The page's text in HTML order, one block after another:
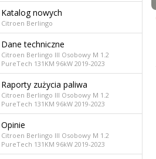
Katalog nowych
Citroen Berlingo
Dane techniczne
Citroen Berlingo III Osobowy M 1.2
PureTech 131KM 96kW 2019-2023
Raporty zużycia paliwa
Citroen Berlingo III Osobowy M 1.2
PureTech 131KM 96kW 2019-2023
Opinie
Citroen Berlingo III Osobowy M 1.2
PureTech 131KM 96kW 2019-2023